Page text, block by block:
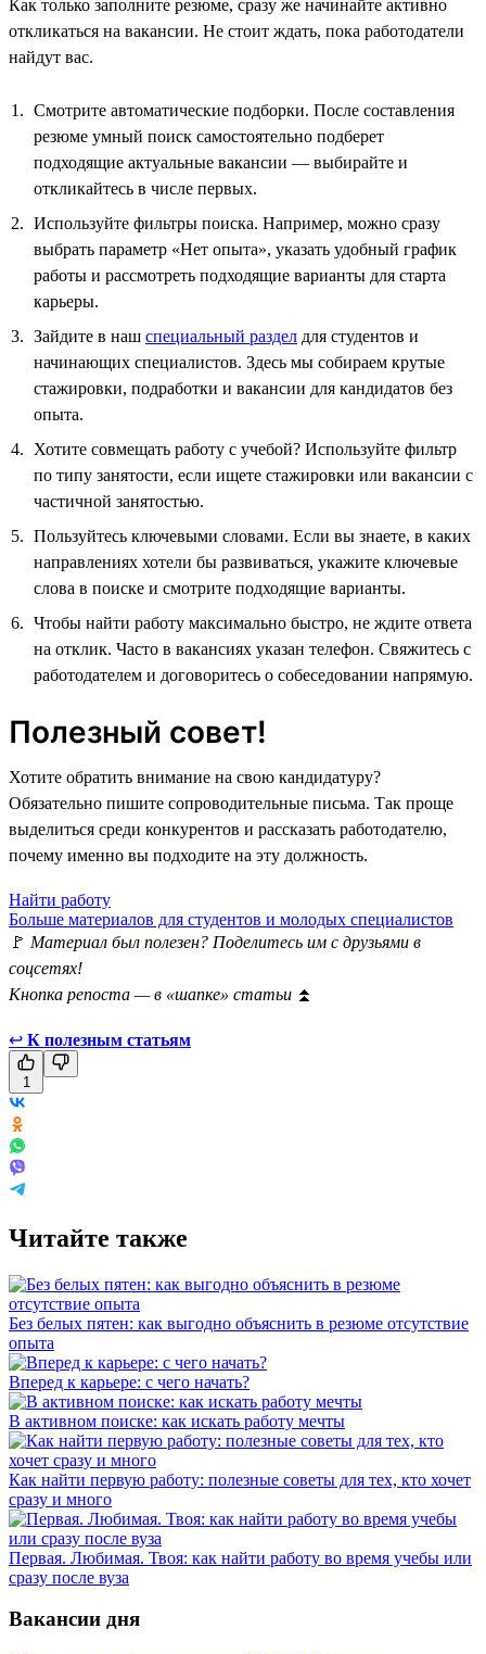
Как только заполните резюме, сразу же начинайте активно
откликаться на вакансии. Не стоит ждать, пока работодатели
найдут вас.
Смотрите автоматические подборки. После составления
резюме умный поиск самостоятельно подберет
подходящие актуальные вакансии — выбирайте и
откликайтесь в числе первых.
Используйте фильтры поиска. Например, можно сразу
выбрать параметр «Нет опыта», указать удобный график
работы и рассмотреть подходящие варианты для старта
карьеры.
Зайдите в наш специальный раздел для студентов и
начинающих специалистов. Здесь мы собираем крутые
стажировки, подработки и вакансии для кандидатов без
опыта.
Хотите совмещать работу с учебой? Используйте фильтр
по типу занятости, если ищете стажировки или вакансии с
частичной занятостью.
Пользуйтесь ключевыми словами. Если вы знаете, в каких
направлениях хотели бы развиваться, укажите ключевые
слова в поиске и смотрите подходящие варианты.
Чтобы найти работу максимально быстро, не ждите ответа
на отклик. Часто в вакансиях указан телефон. Свяжитесь с
работодателем и договоритесь о собеседовании напрямую.
Полезный совет!
Хотите обратить внимание на свою кандидатуру?
Обязательно пишите сопроводительные письма. Так проще
выделиться среди конкурентов и рассказать работодателю,
почему именно вы подходите на эту должность.
Найти работу
Больше материалов для студентов и молодых специалистов
🚩 Материал был полезен? Поделитесь им с друзьями в
соцсетях!
Кнопка репоста — в «шапке» статьи ⏫
↩ К полезным статьям
1
Читайте также
Без белых пятен: как выгодно объяснить в резюме отсутствие
опыта
Вперед к карьере: с чего начать?
В активном поиске: как искать работу мечты
Как найти первую работу: полезные советы для тех, кто хочет
сразу и много
Первая. Любимая. Твоя: как найти работу во время учебы или
сразу после вуза
Вакансии дня